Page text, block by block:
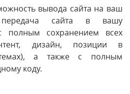
вывода сайта на ваш
передача сайта в вашу
полным сохранением всех
дизайн, позиции в
а также с полным
коду.